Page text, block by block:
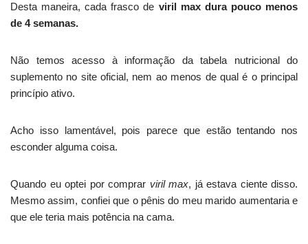
Desta maneira, cada frasco de viril max dura pouco menos
de 4 semanas.
Não temos acesso à informação da tabela nutricional do
suplemento no site oficial, nem ao menos de qual é o principal
princípio ativo.
Acho isso lamentável, pois parece que estão tentando nos
esconder alguma coisa.
Quando eu optei por comprar viril max, já estava ciente disso.
Mesmo assim, confiei que o pênis do meu marido aumentaria e
que ele teria mais potência na cama.